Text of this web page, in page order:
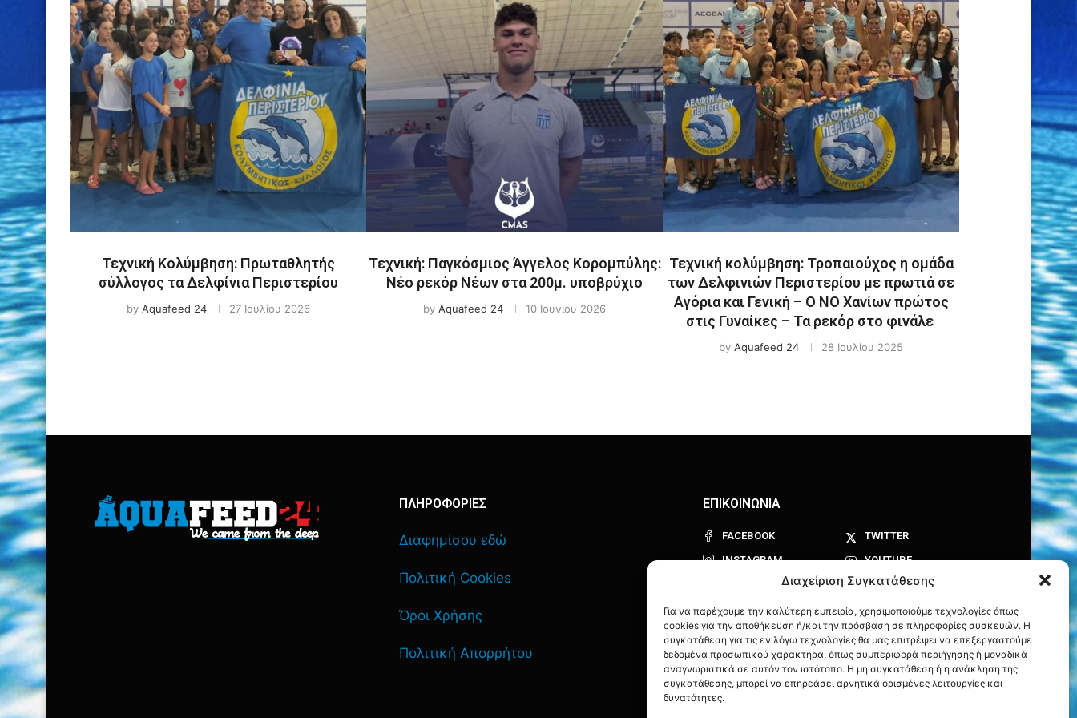
Διαχείριση Συγκατάθεσης
Για να παρέχουμε την καλύτερη εμπειρία, χρησιμοποιούμε τεχνολογίες όπως
cookies για την αποθήκευση ή/και την πρόσβαση σε πληροφορίες συσκευών. Η
συγκατάθεση για τις εν λόγω τεχνολογίες θα μας επιτρέψει να επεξεργαστούμε
δεδομένα προσωπικού χαρακτήρα, όπως συμπεριφορά περιήγησης ή μοναδικά
αναγνωριστικά σε αυτόν τον ιστότοπο. Η μη συγκατάθεση ή η ανάκληση της
συγκατάθεσης, μπορεί να επηρεάσει αρνητικά ορισμένες λειτουργίες και
δυνατότητες.
Τεχνική Κολύμβηση: Πρωταθλητής
σύλλογος τα Δελφίνια Περιστερίου
by Aquafeed 24 27 Ιουλίου 2026
Τεχνική: Παγκόσμιος Άγγελος Κορομπύλης:
Νέο ρεκόρ Νέων στα 200μ. υποβρύχιο
by Aquafeed 24 10 Ιουνίου 2026
Τεχνική κολύμβηση: Τροπαιούχος η ομάδα
των Δελφινιών Περιστερίου με πρωτιά σε
Αγόρια και Γενική – Ο ΝΟ Χανίων πρώτος
στις Γυναίκες – Τα ρεκόρ στο φινάλε
by Aquafeed 24 28 Ιουλίου 2025
ΠΛΗΡΟΦΟΡΙΕΣ
Διαφημίσου εδώ
Πολιτική Cookies
Όροι Χρήσης
Πολιτική Απορρήτου
ΕΠΙΚΟΙΝΩΝΙΑ
FACEBOOK
TWITTER
INSTAGRAM
YOUTUBE